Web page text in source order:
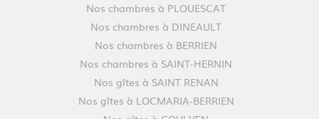
Nos chambres à PLOUESCAT
Nos chambres à DINEAULT
Nos chambres à BERRIEN
Nos chambres à SAINT-HERNIN
Nos gîtes à SAINT RENAN
Nos gîtes à LOCMARIA-BERRIEN
Nos gîtes à GOULVEN